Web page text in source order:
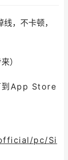
，不卡顿，
）
到App Store
pc/Si